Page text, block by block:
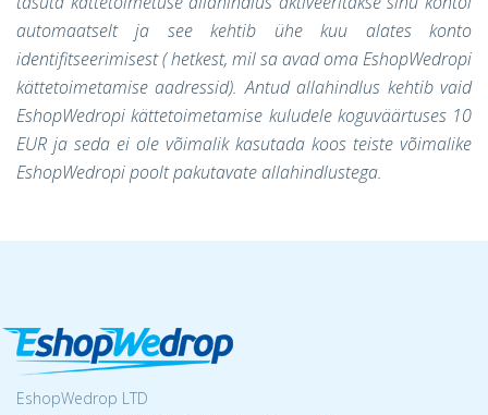
automaatselt ja see kehtib ühe kuu alates konto
identifitseerimisest ( hetkest, mil sa avad oma EshopWedropi
kättetoimetamise aadressid). Antud allahindlus kehtib vaid
EshopWedropi kättetoimetamise kuludele koguväärtuses 10
EUR ja seda ei ole võimalik kasutada koos teiste võimalike
EshopWedropi poolt pakutavate allahindlustega.
EshopWedrop LTD